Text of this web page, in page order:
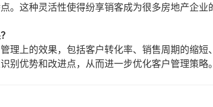
这种灵活性使得纷享销客成为很多房地产企业
理上的效果，包括客户转化率、销售周期的缩短
优势和改进点，从而进一步优化客户管理策略。